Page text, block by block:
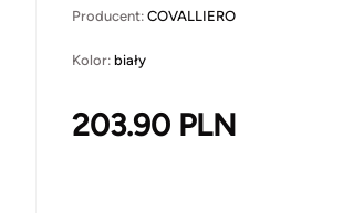
Producent: COVALLIERO
Kolor: biały
203.90 PLN